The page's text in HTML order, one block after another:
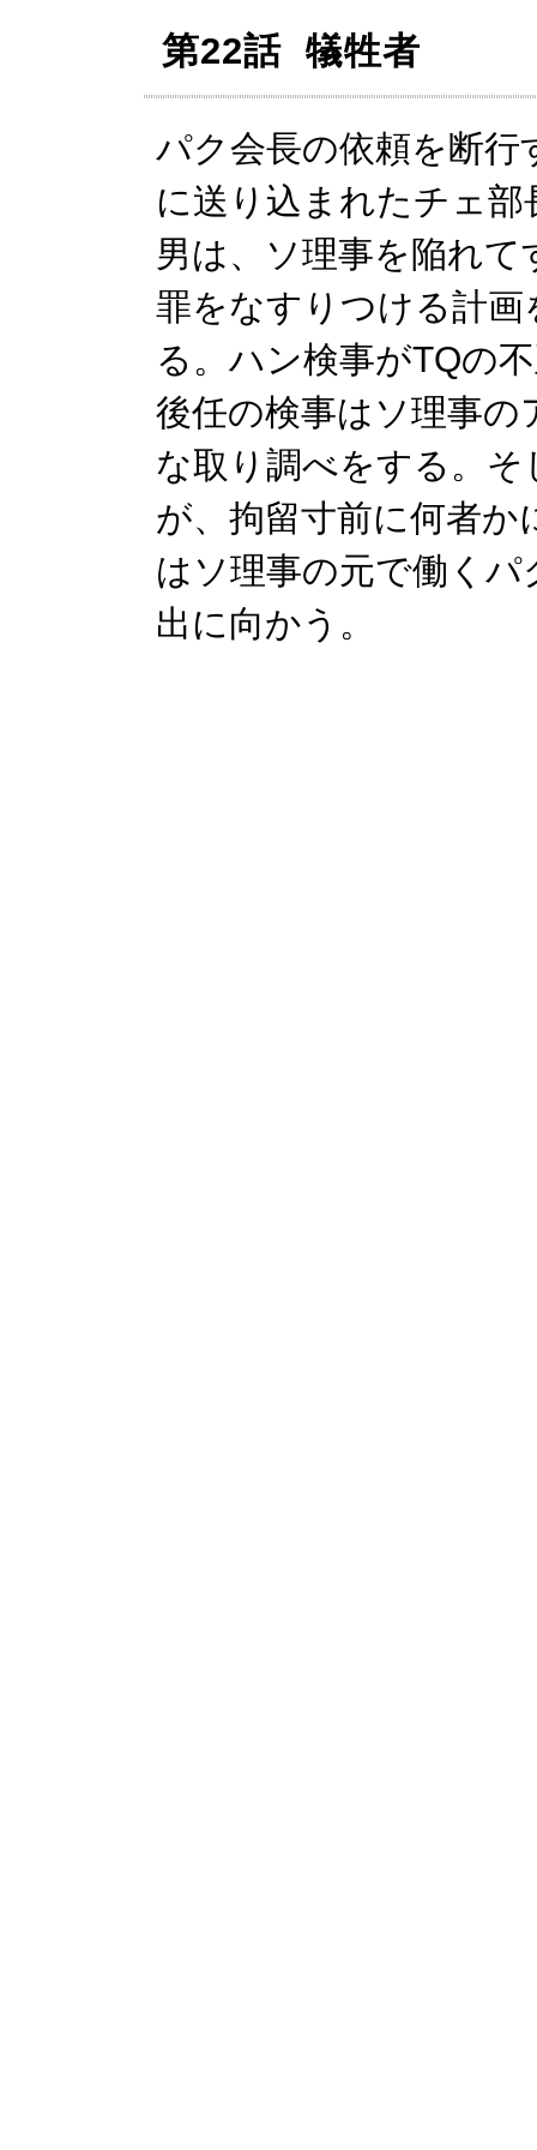
第22話 犠牲者
パク会長の依頼を断行
に送り込まれたチェ部
男は、ソ理事を陥れて
罪をなすりつける計画
る。ハン検事がTQの
後任の検事はソ理事
な取り調べをする。
が、拘留寸前に何者
はソ理事の元で働く
出に向かう。